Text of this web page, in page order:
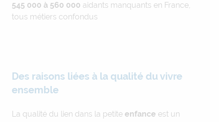
545 000 à 560 000 aidants manquants en France,
tous métiers confondus
Des raisons liées à la qualité du vivre
ensemble
La qualité du lien dans la petite enfance est un